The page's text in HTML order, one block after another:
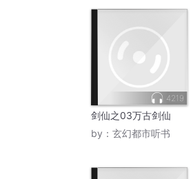
4219
剑仙之03万古剑仙
by： 玄幻都市听书